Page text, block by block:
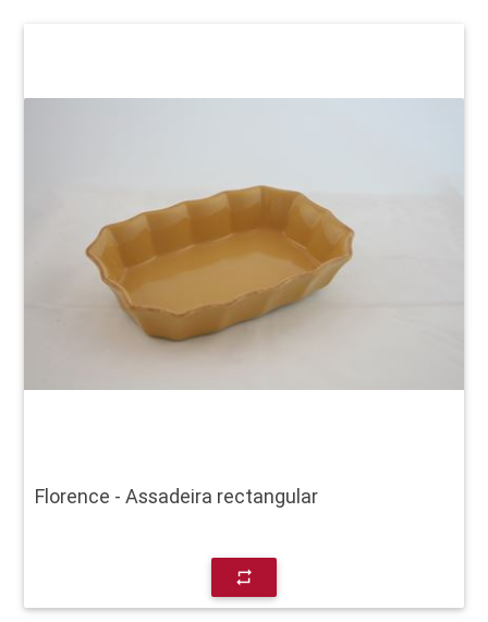
Florence - Assadeira rectangular
repeat